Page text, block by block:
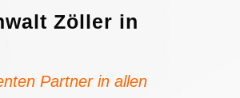
Zöller in
Partner in allen